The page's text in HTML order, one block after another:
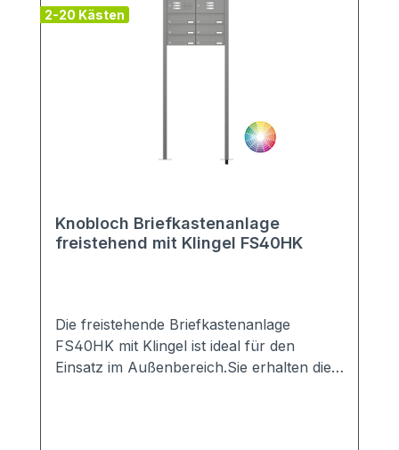
2-20 Kästen
Knobloch Briefkastenanlage
freistehend mit Klingel FS40HK
Die freistehende Briefkastenanlage
FS40HK mit Klingel ist ideal für den
Einsatz im Außenbereich.Sie erhalten die